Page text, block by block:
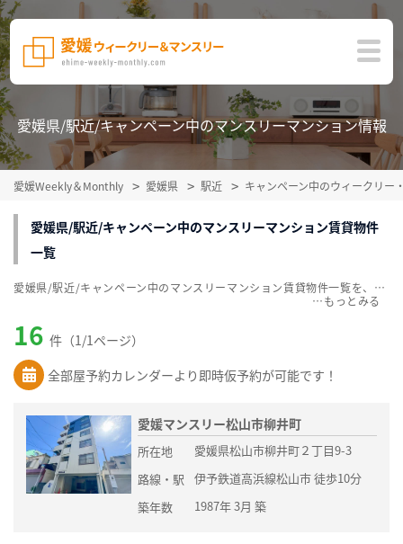
愛媛県/駅近/キャンペーン中のマンスリーマンション情報
愛媛Weekly＆Monthly 愛媛県 駅近 キャンペーン中のウィークリー
愛媛県/駅近/キャンペーン中のマンスリーマンション賃貸物件
一覧
16 件（1/1ページ）
全部屋予約カレンダーより即時仮予約が可能です！
愛媛マンスリー松山市柳井町
所在地
愛媛県松山市柳井町２丁目9-3
路線・駅
伊予鉄道高浜線松山市 徒歩10分
築年数
1987年 3月 築
愛媛県/駅近/キャンペーン中のマンスリーマンション賃貸物件一覧を、16件掲載中。敷金・礼金無料、家具・家電付をご紹介。こだわり条件での絞込みも簡単！
…